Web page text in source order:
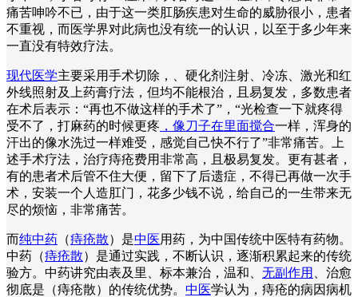
痛苦呻吟不已，由于这一类肛肠疾患对生命的威胁很小，患者
不重视，而医学界对此病也没有统一的认识，以至于多少年来
一直没有特效疗法。
现代医学主要采用手术切除，、硬化剂注射、冷冻、激光和红
外线照射及上药膏疗法，但均不能根治，且易复发，多数患者
在术后表示：“再也不做这样的手术了”，“光检查一下就疼得
受不了，打麻药的时候更疼 ，像刀子在里面搅合一样，浑身的
汗出的像水洗过一样难受，感觉自己快不行了”非常痛苦。上
述手术疗法，治疗痔疮费用非常高，且极易复发。更有甚者，
有的患者术后管不住大便，留下了后遗症，不得已再做一次手
术，安装一个人造肛门，花多少钱不说，给自己的一生带来无
尽的烦恼，非常痛苦。
而纯中药 （痔疮散）是中医用药，为中国传统中医特有药物。
中药（痔疮散）是通过实践，不断认识，逐渐积累起来的传统
验方。中药讲究由表及里、标本兼治，温和、 无副作用
、治愈
彻底是（痔疮散）的传统优势。 中医学认为，痔疮的病因病机